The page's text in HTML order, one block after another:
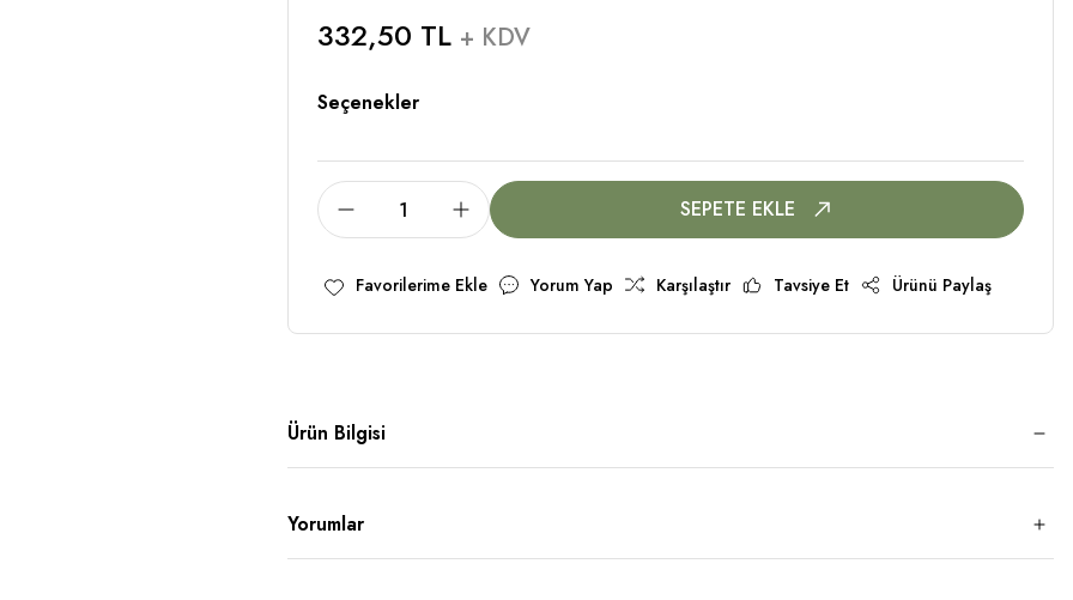
332,50 TL + KDV
Seçenekler
SEPETE EKLE
Yorum Yap Karşılaştır Tavsiye Et Ürünü Paylaş
Ürün Bilgisi
Yorumlar